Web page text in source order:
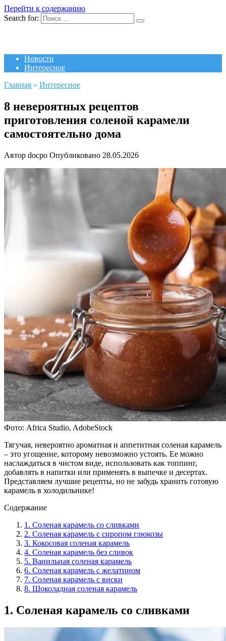
Перейти к содержанию
Search for:
Новости
Интересное
Главная » Интересное
8 невероятных рецептов
приготовления соленой карамели
самостоятельно дома
Автор docpo Опубликовано 28.05.2026
Фото: Africa Studio, AdobeStock
Тягучая, невероятно ароматная и аппетитная соленая карамель
– это угощение, которому невозможно устоять. Ее можно
наслаждаться в чистом виде, использовать как топпинг,
добавлять в напитки или применять в выпечке и десертах.
Представляем лучшие рецепты, но не забудь хранить готовую
карамель в холодильнике!
Содержание
1. Соленая карамель со сливками
2. Соленая карамель с сиропом глюкозы
3. Кокосовая соленая карамель
4. Соленая карамель без сливок
5. Ванильная соленая карамель
6. Соленая карамель с желатином
7. Соленая карамель с виски
8. Шоколадная соленая карамель
1. Соленая карамель со сливками